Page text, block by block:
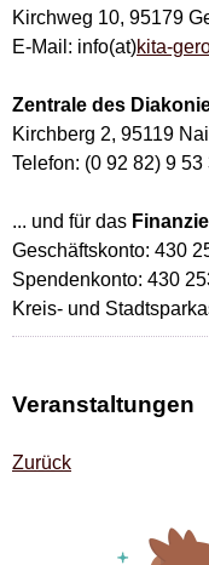
Kirchweg 10, 95179
E-Mail: info(at)kita-
Zentrale des
Kirchberg 2, 95119
Telefon: (0 92 82) 9
... und für das
Geschäftskonto: 430
Spendenkonto: 430
Kreis- und
Veranstaltungen
Zurück